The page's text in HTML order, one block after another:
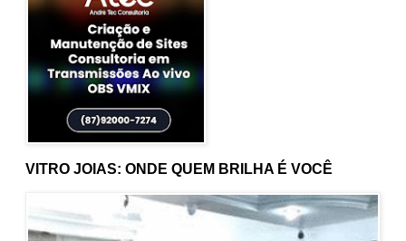
VITRO JOIAS: ONDE QUEM BRILHA É VOCÊ